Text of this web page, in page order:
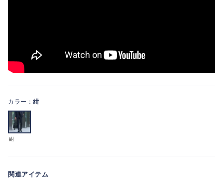
カラー： 紺
紺
関連アイテム